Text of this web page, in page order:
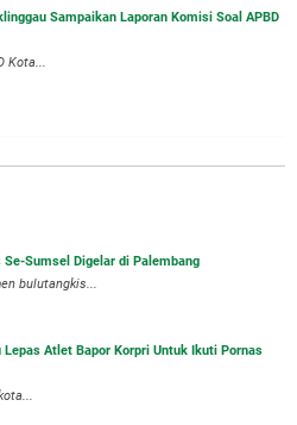
Sampaikan Laporan Komisi Soal APBD
Kota...
Sumsel Digelar di Palembang
bulutangkis...
Atlet Bapor Korpri Untuk Ikuti Pornas